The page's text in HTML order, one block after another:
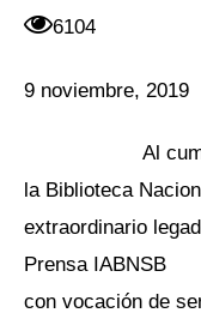
6104
9 noviembre, 2019
Al cumplirse
la Biblioteca
extraordinario
Prensa
con vocación de